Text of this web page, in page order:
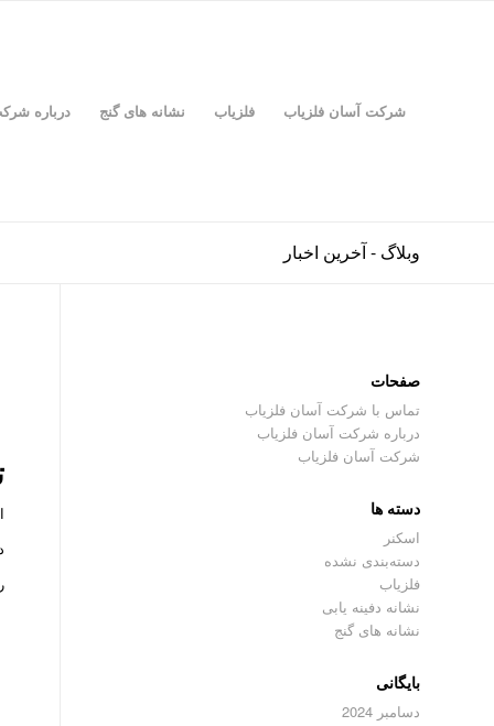
شرکت آسان فلزیاب فلزیاب نشانه های گنج درباره
وبلاگ - آخرین اخبار
صفحات
تماس با شرکت آسان فلزیاب
درباره شرکت آسان فلزیاب
شرکت آسان فلزیاب
دسته ها
اسکنر
دسته‌بندی نشده
فلزیاب
نشانه دفینه یابی
نشانه های گنج
بایگانی
دسامبر 2024